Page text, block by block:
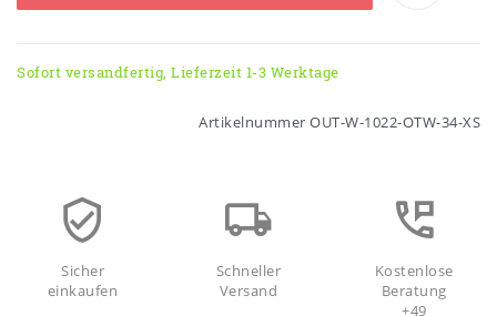
Sofort versandfertig, Lieferzeit 1-3 Werktage
Artikelnummer OUT-W-1022-OTW-34-XS
Sicher
einkaufen
Schneller
Versand
Kostenlose
Beratung
+49